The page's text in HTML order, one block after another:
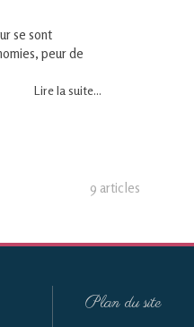
se sont
peur de
Lire la suite...
9 articles
Plan du site